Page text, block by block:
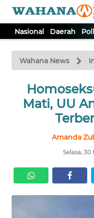
Nasional Daerah
Wahana News
Mati, UU
Amanda
Selasa,
TV
Tutup
NASIONAL
POLHUKAM
KRIMINAL
EKUIN